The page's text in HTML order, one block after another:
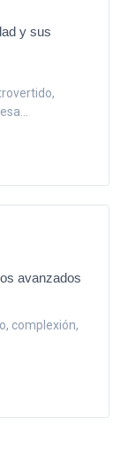
y sus
avanzados
complexión,